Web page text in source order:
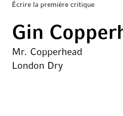
Écrire la première critique
Gin
Mr. Copperhead
London Dry